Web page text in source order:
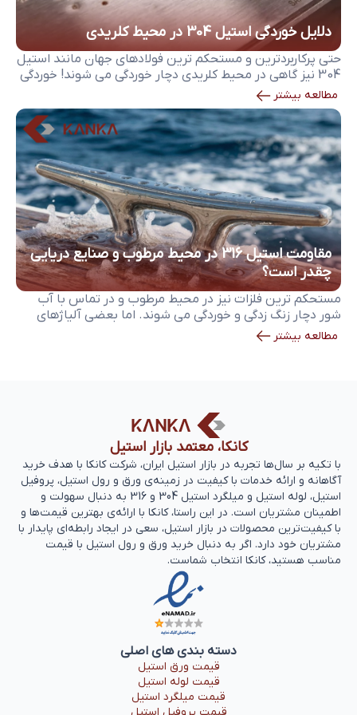
دلایل خوردگی استیل 304 در محیط کلریدی
حتی پرکاربردترین و مستحکم‌ ترین فولادهای جهان مانند استیل
304 نیز گاهی در محیط کلریدی دچار خوردگی می شوند! خوردگی
استیل 304 در محیط کلریدی به علت حضور یون اتفاق می افتد
و با علائمی مانند زنگ زدگی و ایجاد حفره های ریز روی سطح
خود را نشان می دهد. شناخت علت خوردگی استیل 304 […]
مطالعه بیشتر
مقاومت استیل 316 در محیط مرطوب و صنایع دریایی
چقدر است؟
مستحکم ترین فلزات نیز در محیط مرطوب و در تماس با آب
شور دچار زنگ زدگی و خوردگی می شوند. اما بعضی آلیاژهای
مهندسی شده توانایی مقاومت در برابر این شرایط سخت را
مطالعه بیشتر
کانکا، معتمد بازار استیل
با تکیه بر سال‌ها تجربه‌ در بازار استیل ایران، شرکت کانکا با هدف خرید
آگاهانه و ارائه خدمات با کیفیت در زمینه‌ی ورق و رول استیل، پروفیل
استیل، لوله استیل و میلگرد استیل 304 و 316 به دنبال سهولت و
اطمینان مشتریان است. در این راستا، کانکا با ارائه‌ی بهترین قیمت‌ها و
با کیفیت‌ترین محصولات در بازار استیل، سعی در ایجاد رابطه‌ای پایدار با
مشتریان خود دارد. اگر به دنبال خرید ورق و رول استیل با قیمت
مناسب هستید، کانکا انتخاب شماست.
دسته بندی های اصلی
قیمت ورق استیل
قیمت لوله استیل
قیمت میلگرد استیل